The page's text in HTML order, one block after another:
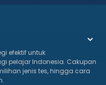
efektif untuk
pelajar Indonesia. Cakupan
jenis tes, hingga cara